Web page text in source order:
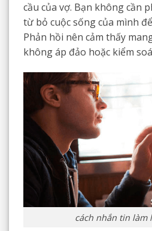
cầu của vợ. Bạn không cần
từ bỏ cuộc sống của mình
Phản hồi nên cảm thấy
không áp đảo hoặc kiểm
cách nhắn tin làm